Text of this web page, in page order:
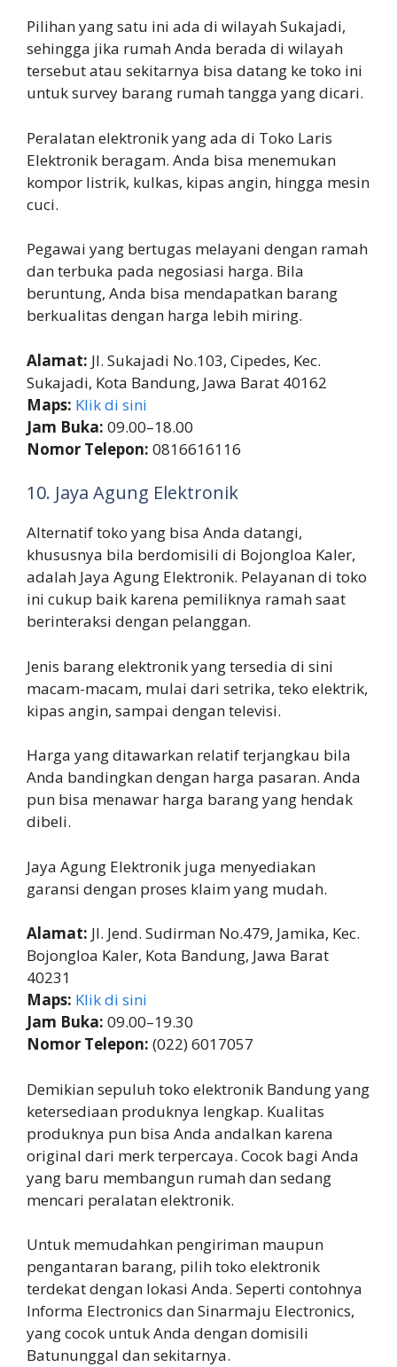
Pilihan yang satu ini ada di wilayah Sukajadi,
sehingga jika rumah Anda berada di wilayah
tersebut atau sekitarnya bisa datang ke toko ini
untuk survey barang rumah tangga yang dicari.
Peralatan elektronik yang ada di Toko Laris
Elektronik beragam. Anda bisa menemukan
kompor listrik, kulkas, kipas angin, hingga mesin
cuci.
Pegawai yang bertugas melayani dengan ramah
dan terbuka pada negosiasi harga. Bila
beruntung, Anda bisa mendapatkan barang
berkualitas dengan harga lebih miring.
Alamat: Jl. Sukajadi No.103, Cipedes, Kec.
Sukajadi, Kota Bandung, Jawa Barat 40162
Maps: Klik di sini
Jam Buka: 09.00–18.00
Nomor Telepon: 0816616116
10. Jaya Agung Elektronik
Alternatif toko yang bisa Anda datangi,
khususnya bila berdomisili di Bojongloa Kaler,
adalah Jaya Agung Elektronik. Pelayanan di toko
ini cukup baik karena pemiliknya ramah saat
berinteraksi dengan pelanggan.
Jenis barang elektronik yang tersedia di sini
macam-macam, mulai dari setrika, teko elektrik,
kipas angin, sampai dengan televisi.
Harga yang ditawarkan relatif terjangkau bila
Anda bandingkan dengan harga pasaran. Anda
pun bisa menawar harga barang yang hendak
dibeli.
Jaya Agung Elektronik juga menyediakan
garansi dengan proses klaim yang mudah.
Alamat: Jl. Jend. Sudirman No.479, Jamika, Kec.
Bojongloa Kaler, Kota Bandung, Jawa Barat
40231
Maps: Klik di sini
Jam Buka: 09.00–19.30
Nomor Telepon: (022) 6017057
Demikian sepuluh toko elektronik Bandung yang
ketersediaan produknya lengkap. Kualitas
produknya pun bisa Anda andalkan karena
original dari merk terpercaya. Cocok bagi Anda
yang baru membangun rumah dan sedang
mencari peralatan elektronik.
Untuk memudahkan pengiriman maupun
pengantaran barang, pilih toko elektronik
terdekat dengan lokasi Anda. Seperti contohnya
Informa Electronics dan Sinarmaju Electronics,
yang cocok untuk Anda dengan domisili
Batununggal dan sekitarnya.